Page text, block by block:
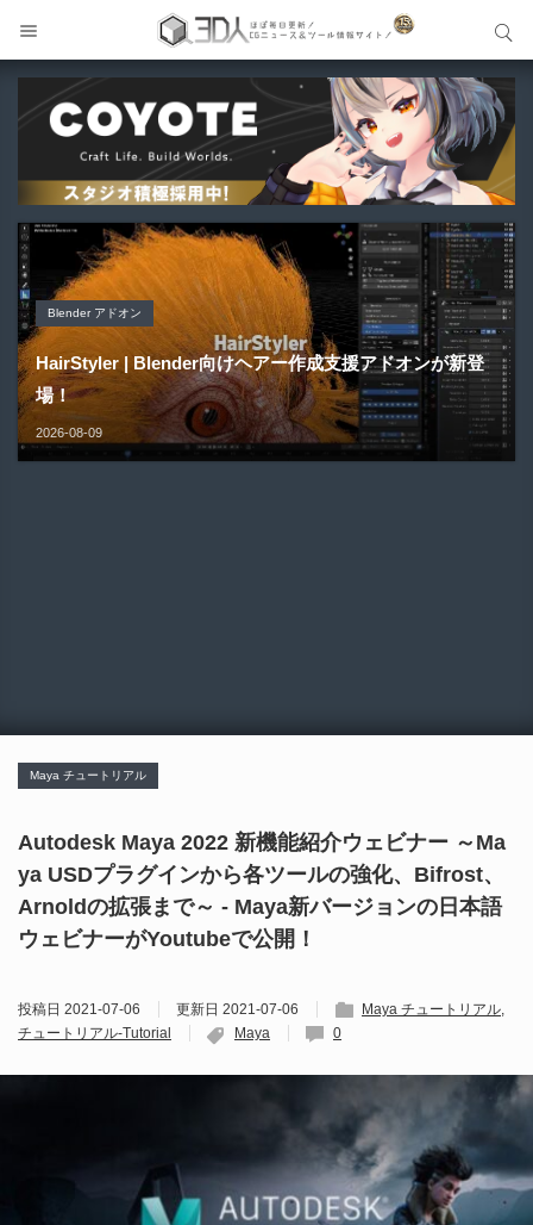
Blender アドオン
HairStyler | Blender向けヘアー作成支援アドオンが新登
場！
2026-08-09
Blender アドオン
Buldozer | Blender向けリトポロジーツールセットアドオ
ン！
2026-08-09
Maya プラグイン
Gizmify Media Plane 2 | MP4・AVI・MKV・MOVな...
2026-08-08
Unreal Engine アセット
Material Parameter Manager | Unreal Engi...
2026-08-07
Unreal Engine アセット
Pipe It | 直感的にパイプ形状を構築出来るUnreal Engine
5...
2026-08-05
Maya チュートリアル
Autodesk Maya 2022 新機能紹介ウェビナー ～Ma
ya USDプラグインから各ツールの強化、Bifrost、
Arnoldの拡張まで～ - Maya新バージョンの日本語
ウェビナーがYoutubeで公開！
投稿日 2021-07-06 更新日 2021-07-06
Maya チュートリアル
チュートリアル-Tutorial
Maya 0
サイト内検索